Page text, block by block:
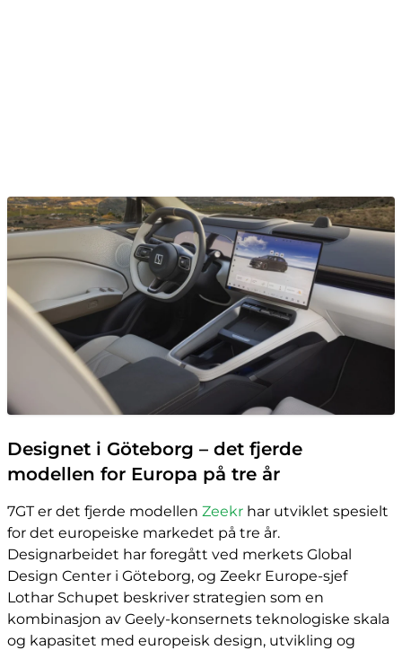
Designet i Göteborg – det fjerde
modellen for Europa på tre år
7GT er det fjerde modellen Zeekr har utviklet spesielt
for det europeiske markedet på tre år.
Designarbeidet har foregått ved merkets Global
Design Center i Göteborg, og Zeekr Europe-sjef
Lothar Schupet beskriver strategien som en
kombinasjon av Geely-konsernets teknologiske skala
og kapasitet med europeisk design, utvikling og